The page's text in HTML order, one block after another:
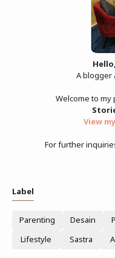
A blogger
Welcome to my
View
For further
Label
Parenting Desain
Lifestyle
Sastra